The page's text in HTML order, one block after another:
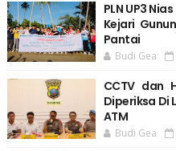
PLN UP3
Kejari
Pantai
Budi Gea
CCTV dan
Diperiksa Di
ATM
Budi Gea